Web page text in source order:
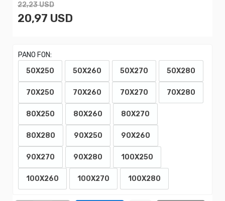
22,23 USD
20,97 USD
PANO FON:
50X250
50X260 50X270 50X280
70X250 70X260 70X270 70X280
80X250 80X260 80X270
80X280 90X250 90X260
90X270 90X280 100X250
100X260 100X270 100X280